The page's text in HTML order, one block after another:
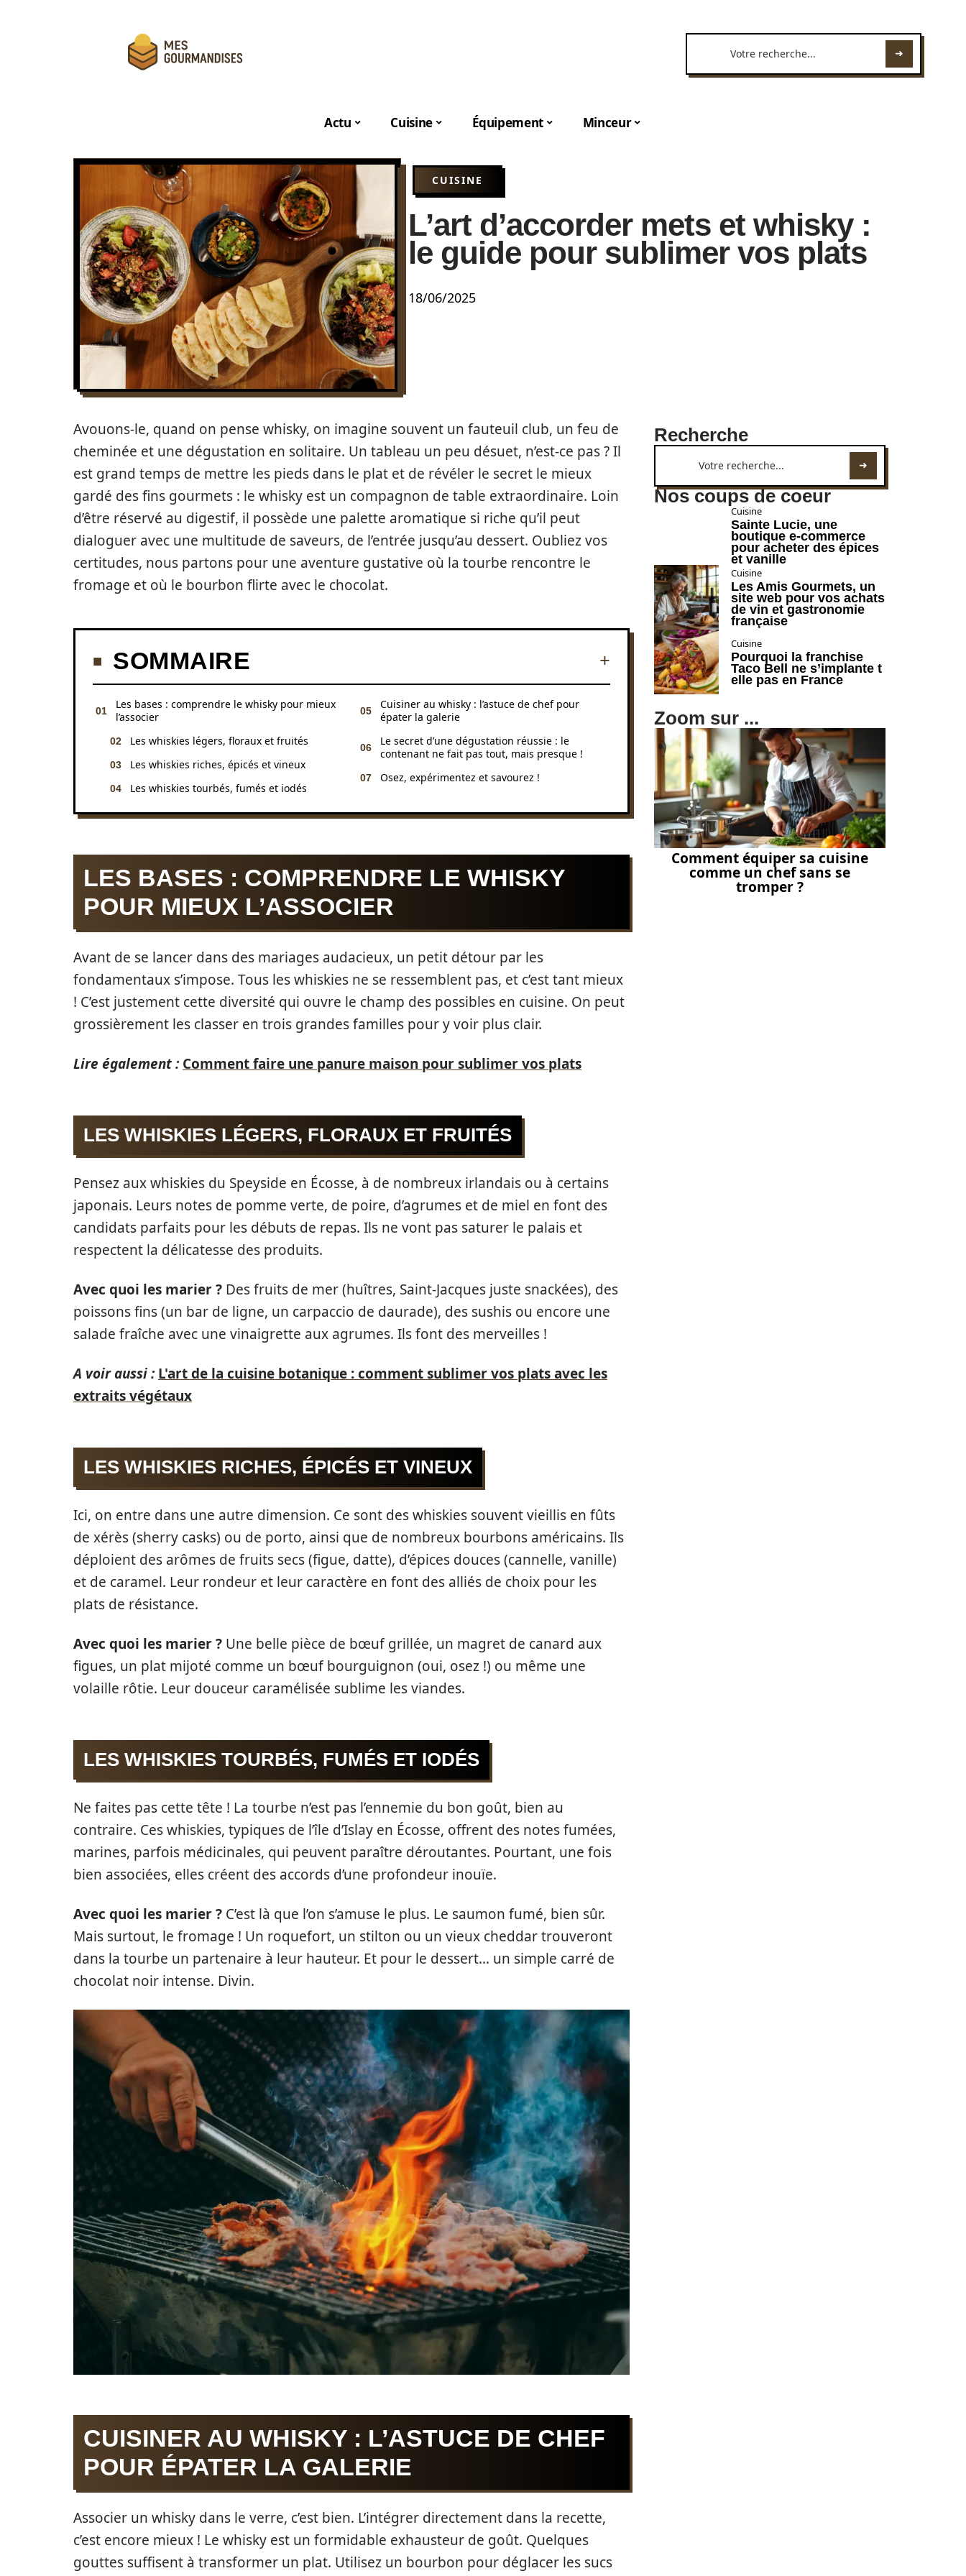
Actu Cuisine Équipement Minceur
CUISINE
L’art d’accorder mets et whisky :
le guide pour sublimer vos plats
18/06/2025
Avouons-le, quand on pense whisky, on imagine souvent un fauteuil club, un feu de
cheminée et une dégustation en solitaire. Un tableau un peu désuet, n’est-ce pas ? Il
est grand temps de mettre les pieds dans le plat et de révéler le secret le mieux
gardé des fins gourmets : le whisky est un compagnon de table extraordinaire. Loin
d’être réservé au digestif, il possède une palette aromatique si riche qu’il peut
dialoguer avec une multitude de saveurs, de l’entrée jusqu’au dessert. Oubliez vos
certitudes, nous partons pour une aventure gustative où la tourbe rencontre le
fromage et où le bourbon flirte avec le chocolat.
SOMMAIRE
Les bases : comprendre le whisky pour mieux
l’associer
Les whiskies légers, floraux et fruités
Les whiskies riches, épicés et vineux
Les whiskies tourbés, fumés et iodés
Cuisiner au whisky : l’astuce de chef pour
épater la galerie
Le secret d’une dégustation réussie : le
contenant ne fait pas tout, mais presque !
Osez, expérimentez et savourez !
LES BASES : COMPRENDRE LE WHISKY
POUR MIEUX L’ASSOCIER
Avant de se lancer dans des mariages audacieux, un petit détour par les
fondamentaux s’impose. Tous les whiskies ne se ressemblent pas, et c’est tant mieux
! C’est justement cette diversité qui ouvre le champ des possibles en cuisine. On peut
grossièrement les classer en trois grandes familles pour y voir plus clair.
Lire également : Comment faire une panure maison pour sublimer vos plats
LES WHISKIES LÉGERS, FLORAUX ET FRUITÉS
Pensez aux whiskies du Speyside en Écosse, à de nombreux irlandais ou à certains
japonais. Leurs notes de pomme verte, de poire, d’agrumes et de miel en font des
candidats parfaits pour les débuts de repas. Ils ne vont pas saturer le palais et
respectent la délicatesse des produits.
Avec quoi les marier ? Des fruits de mer (huîtres, Saint-Jacques juste snackées), des
poissons fins (un bar de ligne, un carpaccio de daurade), des sushis ou encore une
salade fraîche avec une vinaigrette aux agrumes. Ils font des merveilles !
A voir aussi : L'art de la cuisine botanique : comment sublimer vos plats avec les
extraits végétaux
LES WHISKIES RICHES, ÉPICÉS ET VINEUX
Ici, on entre dans une autre dimension. Ce sont des whiskies souvent vieillis en fûts
de xérès (sherry casks) ou de porto, ainsi que de nombreux bourbons américains. Ils
déploient des arômes de fruits secs (figue, datte), d’épices douces (cannelle, vanille)
et de caramel. Leur rondeur et leur caractère en font des alliés de choix pour les
plats de résistance.
Avec quoi les marier ? Une belle pièce de bœuf grillée, un magret de canard aux
figues, un plat mijoté comme un bœuf bourguignon (oui, osez !) ou même une
volaille rôtie. Leur douceur caramélisée sublime les viandes.
LES WHISKIES TOURBÉS, FUMÉS ET IODÉS
Ne faites pas cette tête ! La tourbe n’est pas l’ennemie du bon goût, bien au
contraire. Ces whiskies, typiques de l’île d’Islay en Écosse, offrent des notes fumées,
marines, parfois médicinales, qui peuvent paraître déroutantes. Pourtant, une fois
bien associées, elles créent des accords d’une profondeur inouïe.
Avec quoi les marier ? C’est là que l’on s’amuse le plus. Le saumon fumé, bien sûr.
Mais surtout, le fromage ! Un roquefort, un stilton ou un vieux cheddar trouveront
dans la tourbe un partenaire à leur hauteur. Et pour le dessert… un simple carré de
chocolat noir intense. Divin.
CUISINER AU WHISKY : L’ASTUCE DE CHEF
POUR ÉPATER LA GALERIE
Associer un whisky dans le verre, c’est bien. L’intégrer directement dans la recette,
c’est encore mieux ! Le whisky est un formidable exhausteur de goût. Quelques
gouttes suffisent à transformer un plat. Utilisez un bourbon pour déglacer les sucs
Recherche
Nos coups de coeur
Cuisine
Sainte Lucie, une
boutique e-commerce
pour acheter des épices
et vanille
Cuisine
Les Amis Gourmets, un
site web pour vos achats
de vin et gastronomie
française
Cuisine
Pourquoi la franchise
Taco Bell ne s’implante t
elle pas en France
Zoom sur ...
Comment équiper sa cuisine
comme un chef sans se
tromper ?